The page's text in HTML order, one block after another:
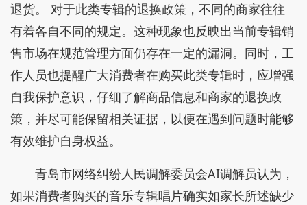
退货。 对于此类专辑的退换政策，不同的商家往往
有着各自不同的规定。这种现象也反映出当前专辑销
售市场在规范管理方面仍存在一定的漏洞。同时，工
作人员也提醒广大消费者在购买此类专辑时，应增强
自我保护意识，仔细了解商品信息和商家的退换政
策，并尽可能保留相关证据，以便在遇到问题时能够
有效维护自身权益。
青岛市网络纠纷人民调解委员会AI调解员认为，
如果消费者购买的音乐专辑唱片确实如家长所述缺少